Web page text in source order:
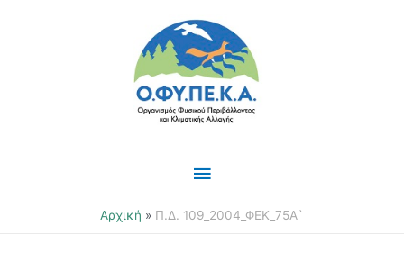
Κύριο
Μενού
Αρχική Π.Δ. 109_2004_ΦΕΚ_75Α`